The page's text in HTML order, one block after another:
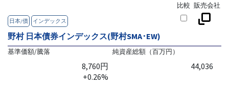
日本/債 インデックス
比較 販売会社
野村 日本債券インデックス(野村SMA･EW)
基準価額/騰落
8,760円
+0.26%
純資産総額（百万円）
44,036